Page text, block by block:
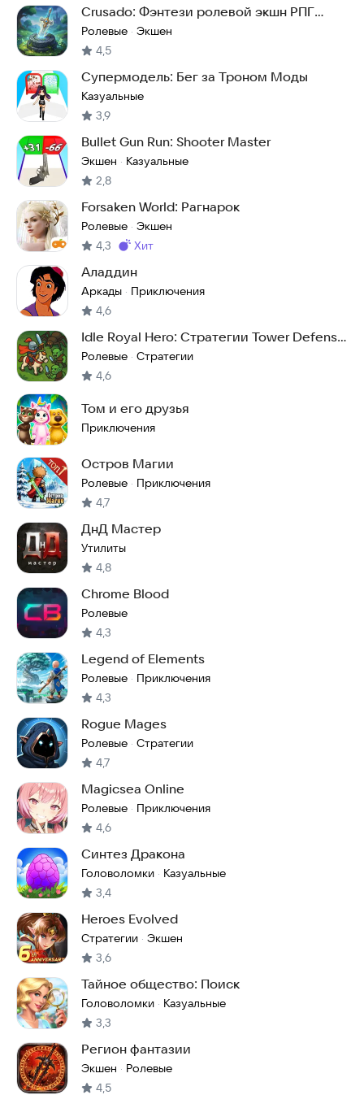
Crusado: Фэнтези ролевой экшн РПГ
рогалик оффлайн
Ролевые · Экшен
4,5
Супермодель: Бег за Троном Моды
Казуальные
3,9
Bullet Gun Run: Shooter Master
Экшен · Казуальные
2,8
Forsaken World: Рагнарoк
Ролевые · Экшен
4,3 Метка
хит
Аладдин
Аркады · Приключения
4,6
Idle Royal Hero: Стратегии Tower Defense
РПГ TD
Ролевые · Стратегии
4,6
Том и его друзья
Приключения
Остров Магии
Ролевые · Приключения
4,7
ДнД Мастер
Утилиты
4,8
Chrome Blood
Ролевые
4,3
Legend of Elements
Ролевые · Приключения
4,3
Rogue Mages
Ролевые · Стратегии
4,7
Magicsea Online
Ролевые · Приключения
4,6
Синтез Дракона
Головоломки · Казуальные
3,4
Heroes Evolved
Стратегии · Экшен
3,6
Тайное общество: Поиск
Головоломки · Казуальные
3,3
Регион фантазии
Экшен · Ролевые
4,5